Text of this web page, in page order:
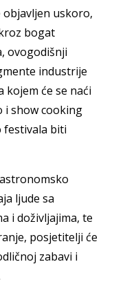
uskoro,
bogat
ovogodišnji
industrije
kojem će se naći
i show cooking
festivala biti
ljude sa
i doživljajima, te
posjetitelji će
zabavi i